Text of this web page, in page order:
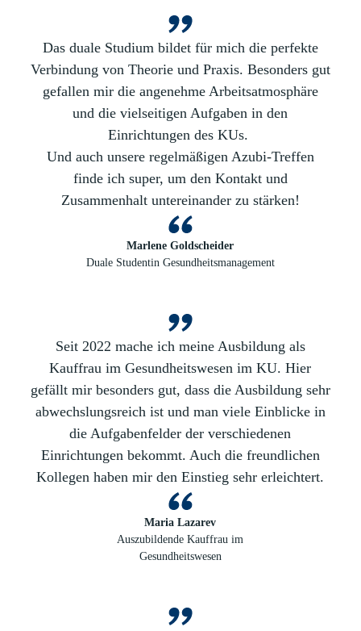
Das duale Studium bildet für mich die perfekte
Verbindung von Theorie und Praxis. Besonders gut
gefallen mir die angenehme Arbeitsatmosphäre
und die vielseitigen Aufgaben in den
Einrichtungen des KUs.
Und auch unsere regelmäßigen Azubi-Treffen
finde ich super, um den Kontakt und
Zusammenhalt untereinander zu stärken!
Marlene Goldscheider
Duale Studentin Gesundheitsmanagement
Seit 2022 mache ich meine Ausbildung als
Kauffrau im Gesundheitswesen im KU. Hier
gefällt mir besonders gut, dass die Ausbildung sehr
abwechslungsreich ist und man viele Einblicke in
die Aufgabenfelder der verschiedenen
Einrichtungen bekommt. Auch die freundlichen
Kollegen haben mir den Einstieg sehr erleichtert.
Maria Lazarev
Auszubildende Kauffrau im
Gesundheitswesen